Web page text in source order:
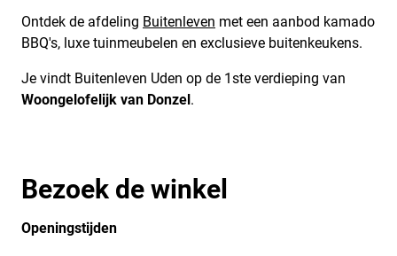
Ontdek de afdeling Buitenleven met een aanbod kamado
BBQ's, luxe tuinmeubelen en exclusieve buitenkeukens.
Je vindt Buitenleven Uden op de 1ste verdieping van
Woongelofelijk van Donzel .
Bezoek de winkel
Openingstijden